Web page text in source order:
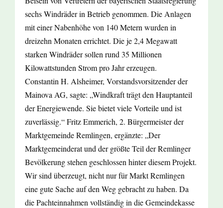
sechs Windräder in Betrieb genommen. Die Anlagen
mit einer Nabenhöhe von 140 Metern wurden in
dreizehn Monaten errichtet. Die je 2,4 Megawatt
starken Windräder sollen rund 35 Millionen
Kilowattstunden Strom pro Jahr erzeugen.
Constantin H. Alsheimer, Vorstandsvorsitzender der
Mainova AG, sagte: „Windkraft trägt den Hauptanteil
der Energiewende. Sie bietet viele Vorteile und ist
zuverlässig.“ Fritz Emmerich, 2. Bürgermeister der
Marktgemeinde Remlingen, ergänzte: „Der
Marktgemeinderat und der größte Teil der Remlinger
Bevölkerung stehen geschlossen hinter diesem Projekt.
Wir sind überzeugt, nicht nur für Markt Remlingen
eine gute Sache auf den Weg gebracht zu haben. Da
die Pachteinnahmen vollständig in die Gemeindekasse